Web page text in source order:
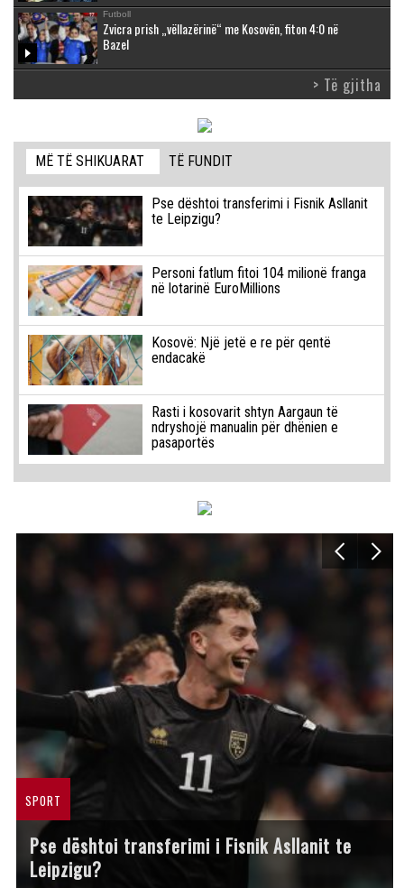
Futboll
Zvicra prish „vëllazërinë“ me Kosovën, fiton 4:0 në
Bazel
> Të gjitha
MË TË SHIKUARAT TË FUNDIT
Pse dështoi transferimi i Fisnik Asllanit
te Leipzigu?
Personi fatlum fitoi 104 milionë franga
në lotarinë EuroMillions
Kosovë: Një jetë e re për qentë
endacakë
Rasti i kosovarit shtyn Aargaun të
ndryshojë manualin për dhënien e
pasaportës
SPORT
Pse dështoi transferimi i Fisnik Asllanit te
Leipzigu?